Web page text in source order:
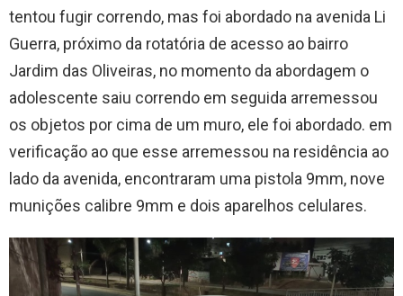
tentou fugir correndo, mas foi abordado na avenida Li
Guerra, próximo da rotatória de acesso ao bairro
Jardim das Oliveiras, no momento da abordagem o
adolescente saiu correndo em seguida arremessou
os objetos por cima de um muro, ele foi abordado. em
verificação ao que esse arremessou na residência ao
lado da avenida, encontraram uma pistola 9mm, nove
munições calibre 9mm e dois aparelhos celulares.